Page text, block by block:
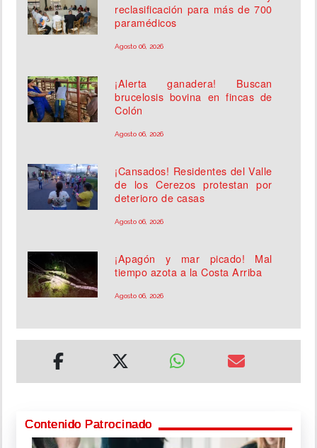
reclasificación para más de 700
paramédicos
Agosto 06, 2026
¡Alerta ganadera! Buscan
brucelosis bovina en fincas de
Colón
Agosto 06, 2026
¡Cansados! Residentes del Valle
de los Cerezos protestan por
deterioro de casas
Agosto 06, 2026
¡Apagón y mar picado! Mal
tiempo azota a la Costa Arriba
Agosto 06, 2026
Contenido Patrocinado